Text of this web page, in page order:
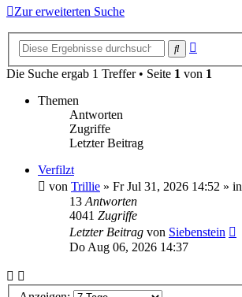
Zur erweiterten Suche
Suche
Die Suche ergab 1 Treffer • Seite 1 von 1
Themen
Antworten
Zugriffe
Letzter Beitrag
Verfilzt
von Trillie » Fr Jul 31, 2026 14:52 » in
13 Antworten
4041 Zugriffe
Letzter Beitrag von Siebenstein
Do Aug 06, 2026 14:37